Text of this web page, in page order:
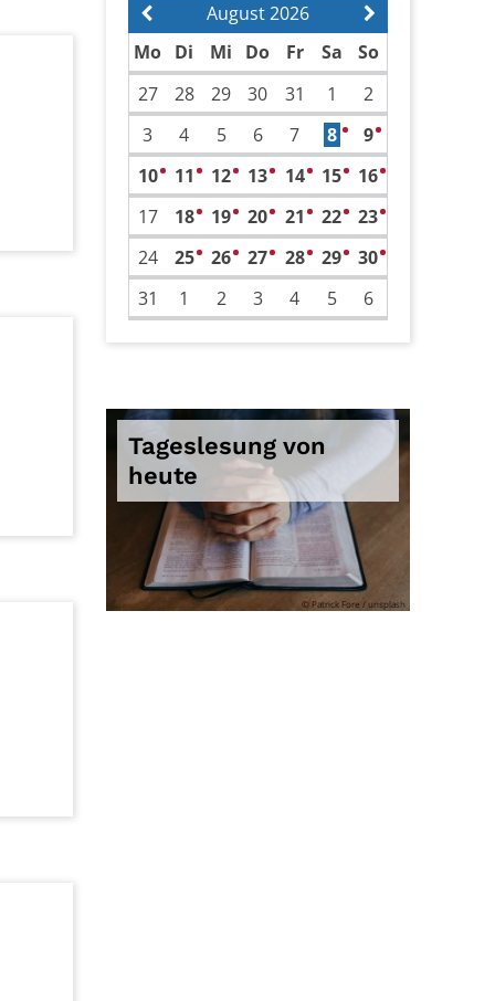
Vorherige Seite
August 2026 Nächste Seite
Mo Di Mi Do Fr Sa
So
27
28 29 30 31 1
2
3
4 5 6 7 8 1 92
101 11 3 121 131 141 151 162
17 181 191 201 21 1 221 232
24 251 261 271 281 291 302
31 1 2 3 4 5 6
Tageslesung von
heute
© Patrick Fore / unsplash